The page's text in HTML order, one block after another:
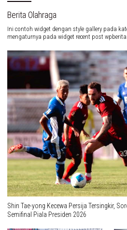
Popular Post
1 Real Madrid Ingin Hindari
2 Agustus 1, 2026 0 Komentar
Debut Enzo Maresca Berakhir Pahit,
Inter Milan 1-3
3 Agustus 2, 2026 0 Komentar
Manchester United Bangkit
Mbeumo Borong Brace
4 Agustus 2, 2026 0 Komentar
Real Madrid Ditahan Fiorentina 2-2,
5 Agustus 2, 2026 0 Komentar
Thailand Tundukkan Malaysia 2-0,
Grup B Piala AFF 2026
6 Agustus 2, 2026 0 Komentar
Filipina Comeback Bungkam Laos 4-